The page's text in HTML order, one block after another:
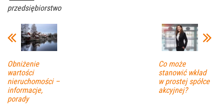
przedsiębiorstwo
Obniżenie
wartości
nieruchomości –
informacje,
porady
Co może
stanowić wkład
w prostej spółce
akcyjnej?